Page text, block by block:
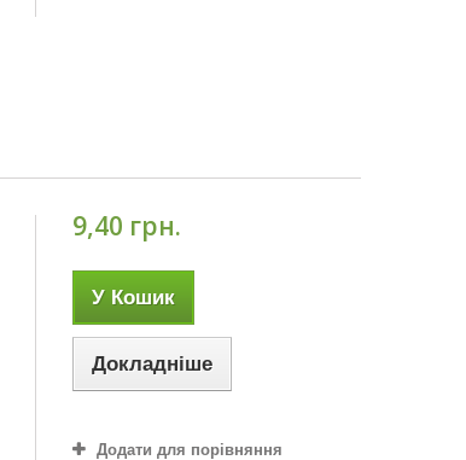
9,40 грн.
У Кошик
Докладніше
Додати для порівняння